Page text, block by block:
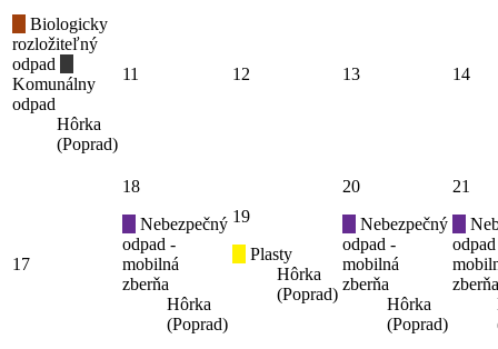
Biologicky
rozložiteľný
odpad
Komunálny
odpad
Hôrka
(Poprad)
11 12 13 14
17
18
Nebezpečný
odpad -
mobilná
zberňa
Hôrka
(Poprad)
19
Plasty
Hôrka
(Poprad)
20
Nebezpečný
odpad -
mobilná
zberňa
Hôrka
(Poprad)
21
zberňa